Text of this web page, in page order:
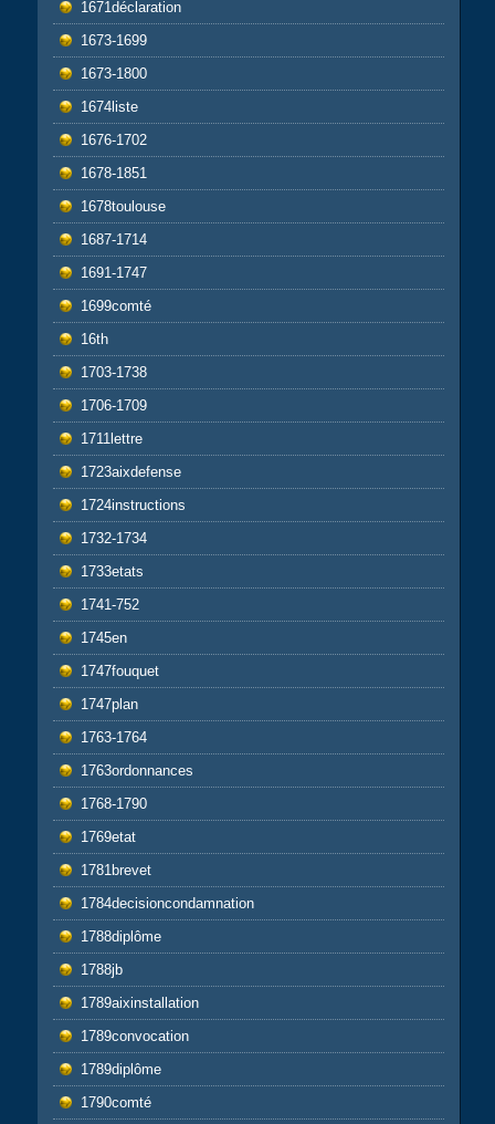
1671déclaration
1673-1699
1673-1800
1674liste
1676-1702
1678-1851
1678toulouse
1687-1714
1691-1747
1699comté
16th
1703-1738
1706-1709
1711lettre
1723aixdefense
1724instructions
1732-1734
1733etats
1741-752
1745en
1747fouquet
1747plan
1763-1764
1763ordonnances
1768-1790
1769etat
1781brevet
1784decisioncondamnation
1788diplôme
1788jb
1789aixinstallation
1789convocation
1789diplôme
1790comté